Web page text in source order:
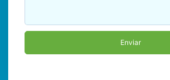
Enviar